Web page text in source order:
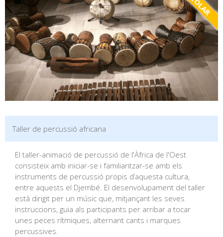
Taller de percussió africana
El taller-animació de percussió de l'Àfrica de l'Oest
consisteix amb iniciar-se i familiaritzar-se amb els
instruments de percussió propis d’aquesta cultura,
entre aquests el Djembé. El desenvolupament del taller
està dirigit per un músic que, mitjançant les seves
instruccions, guia als participants per arribar a tocar
unes peces rítmiques, alternant cants i marques
percussives.